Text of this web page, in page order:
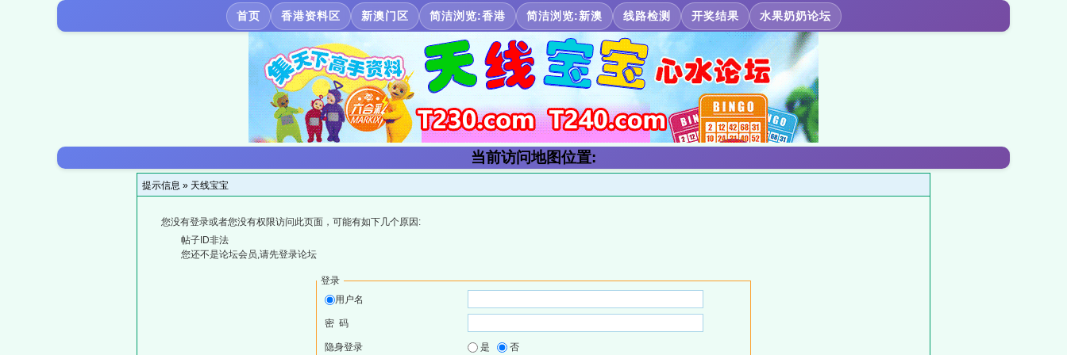
首页 香港资料区 新澳门区 简洁浏览:香港 简洁浏览:新澳 线路检测 开奖结果 水果奶奶论坛
当前访问地图位置:
提示信息 » 天线宝宝
您没有登录或者您没有权限访问此页面，可能有如下几个原因:
帖子ID非法
您还不是论坛会员,请先登录论坛
登录
用户名
密 码
隐身登录 是 否